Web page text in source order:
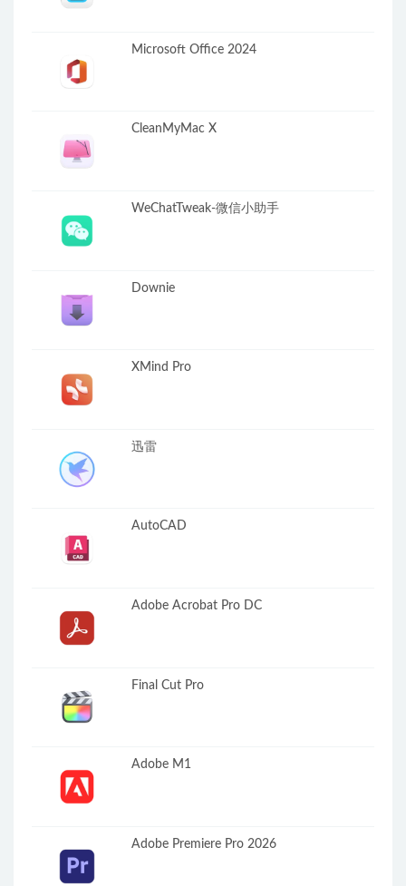
Microsoft Office 2024
CleanMyMac X
WeChatTweak-微信小助手
Downie
XMind Pro
迅雷
AutoCAD
Adobe Acrobat Pro DC
Final Cut Pro
Adobe M1
Adobe Premiere Pro 2026